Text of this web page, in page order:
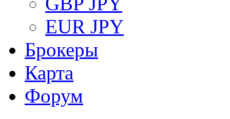
EUR JPY
Брокеры
Карта
Форум